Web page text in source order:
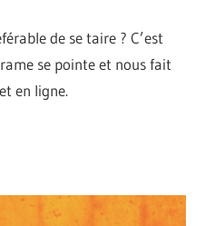
de se taire ? C’est
se pointe et nous fait
en ligne.